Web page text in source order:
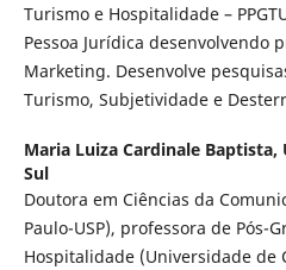
Turismo e Hospitalidade –
Pessoa Jurídica desenvolvendo
Marketing. Desenvolve
Turismo, Subjetividade e
Maria Luiza Cardinale Baptista,
Sul
Doutora em Ciências da
Paulo-USP), professora de Pós-
Hospitalidade (Universidade de